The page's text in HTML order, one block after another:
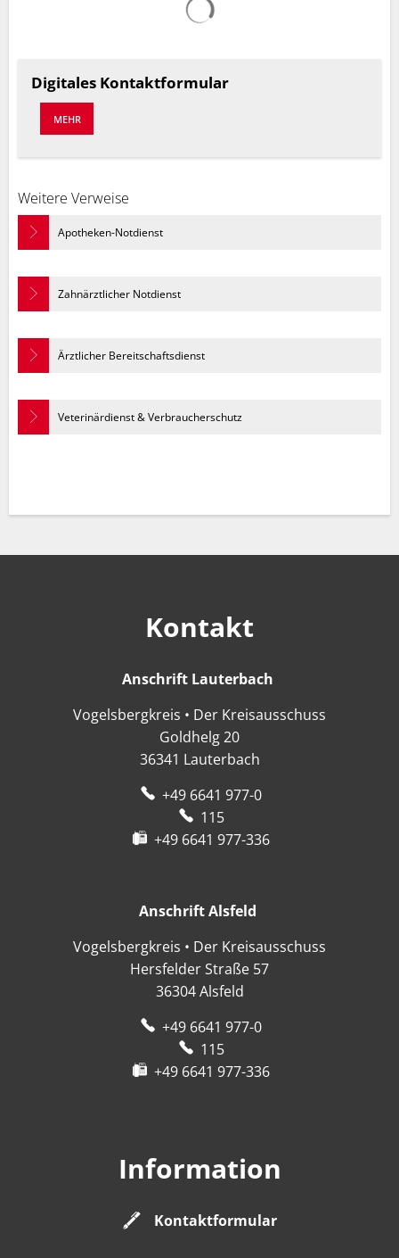
Digitales Kontaktformular
MEHR
Weitere Verweise
Apotheken-Notdienst
Zahnärztlicher Notdienst
Ärztlicher Bereitschaftsdienst
Veterinärdienst & Verbraucherschutz
Kontakt
Anschrift Lauterbach
Vogelsbergkreis • Der Kreisausschuss
Goldhelg 20
36341 Lauterbach
+49 6641 977-0
115
+49 6641 977-336
Anschrift Alsfeld
Vogelsbergkreis • Der Kreisausschuss
Hersfelder Straße 57
36304 Alsfeld
+49 6641 977-0
115
+49 6641 977-336
Information
Kontaktformular